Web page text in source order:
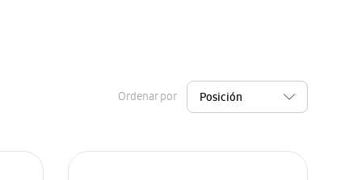
Ordenar por